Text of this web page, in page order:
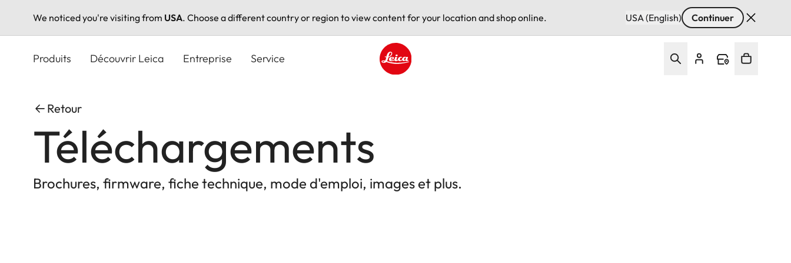
We noticed you're visiting from USA. Choose a different country or region to view content for your location and shop online. USA (English) Continuer
Produits Découvrir Leica Entreprise Service
Retour
Téléchargements
Brochures, firmware, fiche technique, mode d'emploi, images et plus.